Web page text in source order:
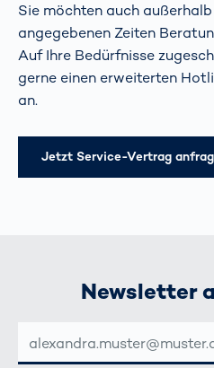
Sie möchten auch
angegebenen Zeiten
Auf Ihre Bedürfnisse
gerne einen erweiterten
an.
Jetzt Service-Vertrag
Newsletter
MAIL-
ADRESSE